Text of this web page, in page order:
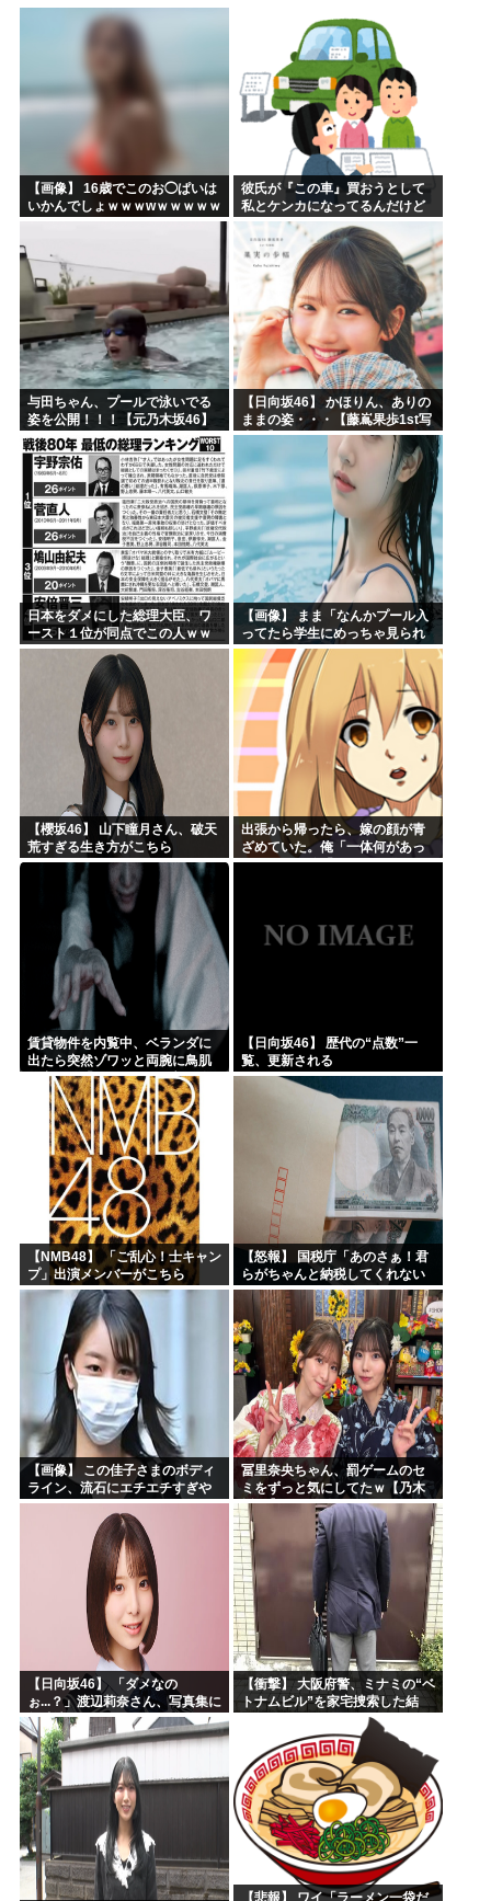
埼玉川越に突如として「モスク」が自生 外国人「自分たちは...
はっきり言う、プリキュア見た事ない
自民党、古謝玄太の推薦を決定 沖縄県知事選
【映画悲報】日本(ジャップ)の映画界、完全に終わる…現代...
【画像】 16歳でこのお◯ぱいは
いかんでしょｗｗｗwｗｗｗｗｗ
ｗｗｗ❤
彼氏が『この車』買おうとして
私とケンカになってるんだけど
ｗｗｗｗｗｗ
与田ちゃん、プールで泳いでる
姿を公開！！！【元乃木坂46】
【日向坂46】 かほりん、ありの
ままの姿・・・【藤嶌果歩1st写
真集】
日本をダメにした総理大臣、ワ
ースト１位が同点でこの人ｗｗ
ｗｗｗｗ
【画像】 まま「なんかプール入
ってたら学生にめっちゃ見られ
たw」
【櫻坂46】 山下瞳月さん、破天
荒すぎる生き方がこちら
出張から帰ったら、嫁の顔が青
ざめていた。俺「一体何があっ
たんだ？」嫁「…」→子供たち
賃貸物件を内覧中、ベランダに
出たら突然ゾワッと両腕に鳥肌
が出た。「やっぱりこの部屋嫌
だ」と思った瞬間、体が前にド
ンッと突き飛ばされて…
【日向坂46】 歴代の“点数”一
覧、更新される
【NMB48】 「ご乱心！士キャン
プ」出演メンバーがこちら
【怒報】 国税庁「あのさぁ！君
らがちゃんと納税してくれない
とこうなっちゃうけどどうす
る？！」←これw w w w w w w w
【画像】 この佳子さまのボディ
ライン、流石にエチエチすぎや
ろ！
冨里奈央ちゃん、罰ゲームのセ
ミをずっと気にしてたｗ【乃木
坂46】
【日向坂46】 「ダメなの
ぉ...？」渡辺莉奈さん、写真集に
興味津々
【衝撃】 大阪府警、ミナミの“ベ
トナムビル”を家宅捜索した結
【悲報】 ワイ「ラーメン一袋だ